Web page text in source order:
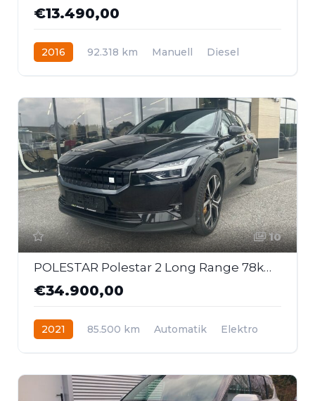
€13.490,00
2016 92.318 km Manuell
Diesel
10
POLESTAR Polestar 2 Long Range 78kWh Dual Motor *E-AHK*
€34.900,00
2021 85.500 km Automatik
Elektro